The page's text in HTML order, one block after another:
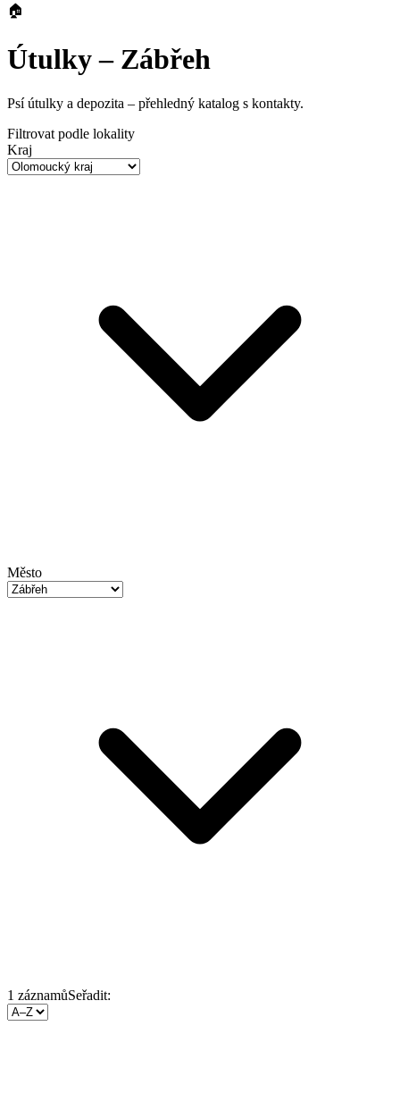
🏠
Útulky – Zábřeh
Psí útulky a depozita – přehledný katalog s kontakty.
Filtrovat podle lokality
Kraj
Město
1 záznamůSeřadit: